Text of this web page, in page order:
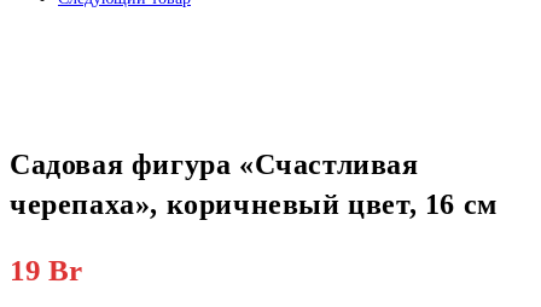
Садовая фигура «Счастливая
черепаха», коричневый цвет, 16 см
19 Br